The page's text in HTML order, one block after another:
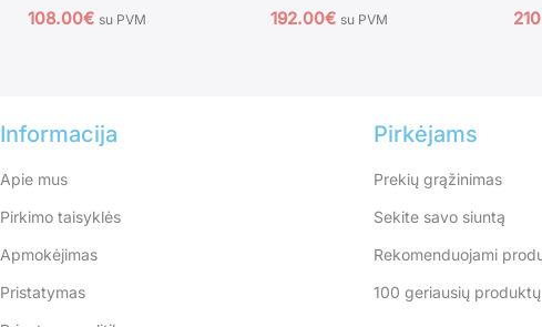
108.00€ su PVM 192.00€ su PVM
Informacija
Apie mus
Pirkimo taisyklės
Apmokėjimas
Pristatymas
Pirkėjams
Prekių grąžinimas
Sekite savo siuntą
Rekomenduojami
100 geriausių produktų